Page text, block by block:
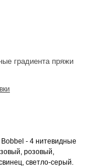
градиента пряжи
- 4 нитевидные
розовый,
светло-серый.